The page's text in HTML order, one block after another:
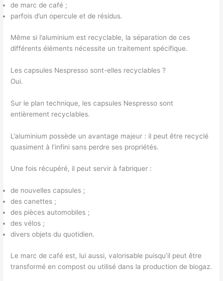
de marc de café ;
parfois d’un opercule et de résidus.
Même si l’aluminium est recyclable, la séparation de ces
différents éléments nécessite un traitement spécifique.
Les capsules Nespresso sont-elles recyclables ?
Oui.
Sur le plan technique, les capsules Nespresso sont
entièrement recyclables.
L’aluminium possède un avantage majeur : il peut être recyclé
quasiment à l’infini sans perdre ses propriétés.
Une fois récupéré, il peut servir à fabriquer :
de nouvelles capsules ;
des canettes ;
des pièces automobiles ;
des vélos ;
divers objets du quotidien.
Le marc de café est, lui aussi, valorisable puisqu’il peut être
transformé en compost ou utilisé dans la production de biogaz.